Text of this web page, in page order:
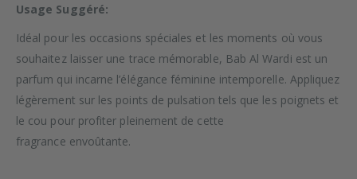
Usage Suggéré:
Idéal pour les occasions spéciales et les moments où vous
souhaitez laisser une trace mémorable, Bab Al Wardi est un
parfum qui incarne l’élégance féminine intemporelle. Appliquez
légèrement sur les points de pulsation tels que les poignets et
le cou pour profiter pleinement de cette
fragrance envoûtante.